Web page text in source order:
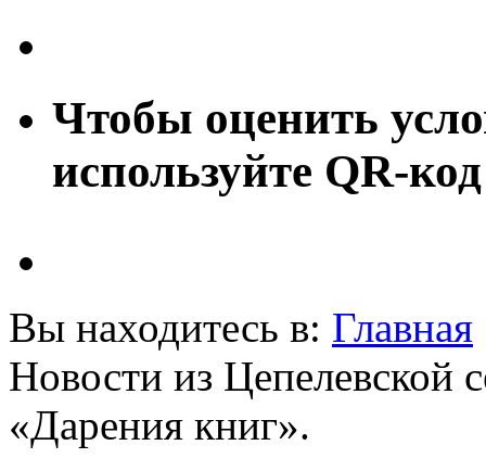
Чтобы оценить
используйте QR-код
Вы находитесь в: Главная
Новости из Цепелевской
«Дарения книг».